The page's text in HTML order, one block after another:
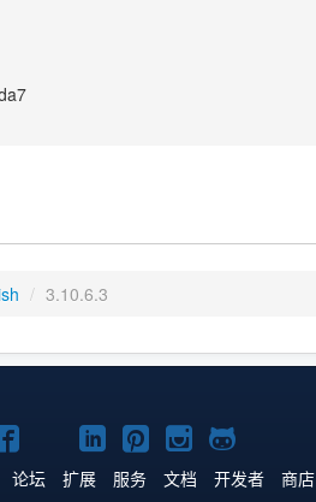
/ 3.10.6.3
Facebook
主
YouTube
主
LinkedIn
主
Pinterest
主
Instagram
主
GitHub
主
论坛 扩展 服务 文档 开发者 商店